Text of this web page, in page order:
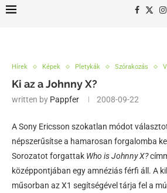
Hírek Képek Pletykák Szórakozás
Ki az a Johnny X?
written by Pappfer 2008-09-22
A Sony Ericsson szokatlan módot
népszerűsítse a hamarosan forgalomba
Sorozatot forgattak Who is Johnny X?
középpontjában egy amnéziás férfi áll. A
műsorban az X1 segítségével tárja fel a